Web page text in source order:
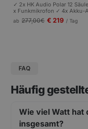
✓ 2x HK Audio Polar 12
x Funkmikrofon ✓ 4x Akku-
ntlichter | Komplettes Setup
gungen und
ab 277,00€ € 219 / Tag
FAQ
Häufig
Wie viel Watt hat
insgesamt?